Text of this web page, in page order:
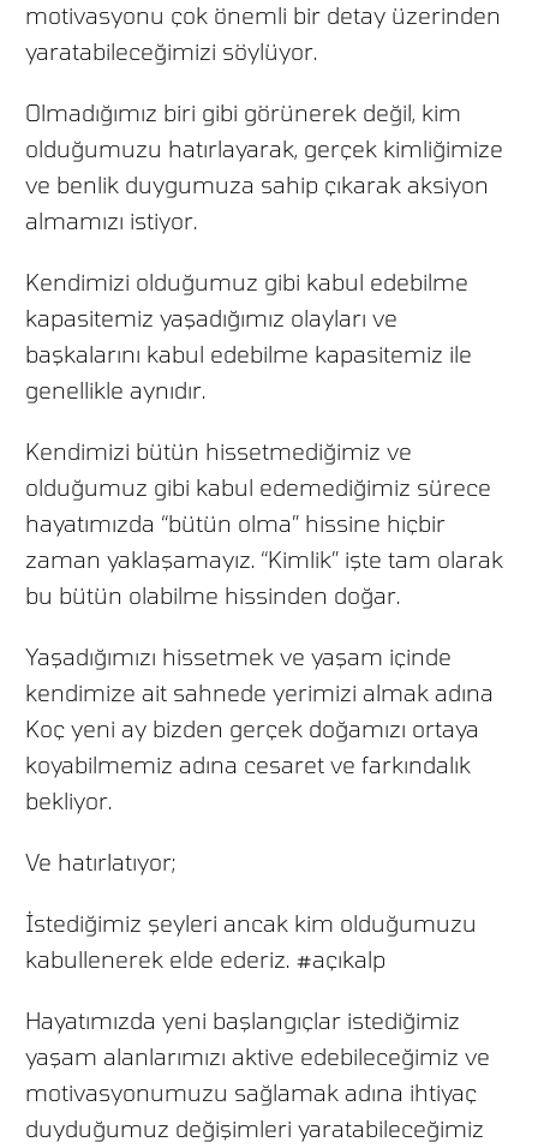
motivasyonu çok önemli bir detay üzerinden
yaratabileceğimizi söylüyor.
Olmadığımız biri gibi görünerek değil, kim
olduğumuzu hatırlayarak, gerçek kimliğimize
ve benlik duygumuza sahip çıkarak aksiyon
almamızı istiyor.
Kendimizi olduğumuz gibi kabul edebilme
kapasitemiz yaşadığımız olayları ve
başkalarını kabul edebilme kapasitemiz ile
genellikle aynıdır.
Kendimizi bütün hissetmediğimiz ve
olduğumuz gibi kabul edemediğimiz sürece
hayatımızda “bütün olma” hissine hiçbir
zaman yaklaşamayız. “Kimlik” işte tam olarak
bu bütün olabilme hissinden doğar.
Yaşadığımızı hissetmek ve yaşam içinde
kendimize ait sahnede yerimizi almak adına
Koç yeni ay bizden gerçek doğamızı ortaya
koyabilmemiz adına cesaret ve farkındalık
bekliyor.
Ve hatırlatıyor;
İstediğimiz şeyleri ancak kim olduğumuzu
kabullenerek elde ederiz. #açıkalp
Hayatımızda yeni başlangıçlar istediğimiz
yaşam alanlarımızı aktive edebileceğimiz ve
motivasyonumuzu sağlamak adına ihtiyaç
duyduğumuz değişimleri yaratabileceğimiz